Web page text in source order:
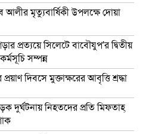
আলীর মৃত্যুবার্ষিকী উপলক্ষে দোয়া
প্রত্যয়ে সিলেটে বাবৌযুপ’র দ্বিতীয়
সম্পন্ন
দিবসে মুক্তাক্ষরের আবৃত্তি শ্রদ্ধা
দুর্ঘটনায় নিহতদের প্রতি মিফতাহ্